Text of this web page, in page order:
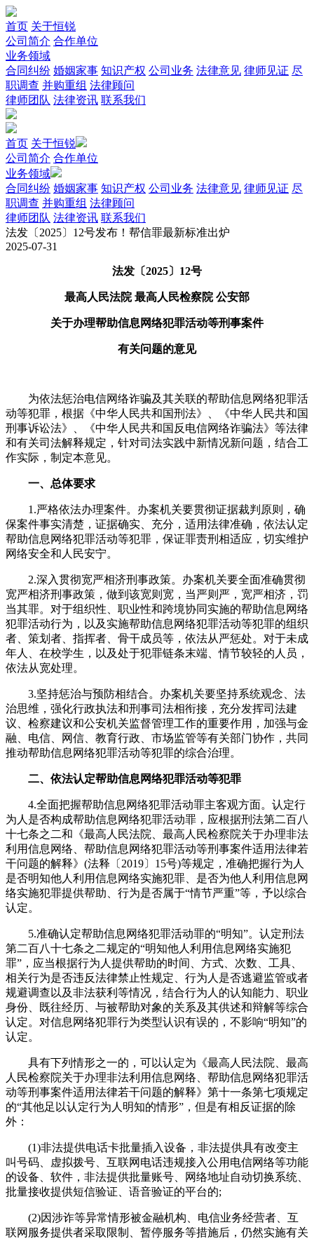
首页 关于恒锐
公司简介 合作单位
业务领域
合同纠纷 婚姻家事 知识产权 公司业务 法律意见 律师见证 尽
职调查 并购重组 法律顾问
律师团队 法律资讯 联系我们
首页 关于恒锐
公司简介 合作单位
业务领域
合同纠纷 婚姻家事 知识产权 公司业务 法律意见 律师见证 尽
职调查 并购重组 法律顾问
律师团队 法律资讯 联系我们
法发〔2025〕12号发布！帮信罪最新标准出炉
2025-07-31
法发〔2025〕12号
最高人民法院 最高人民检察院 公安部
关于办理帮助信息网络犯罪活动等刑事案件
有关问题的意见
为依法惩治电信网络诈骗及其关联的帮助信息网络犯罪活
动等犯罪，根据《中华人民共和国刑法》、《中华人民共和国
刑事诉讼法》、《中华人民共和国反电信网络诈骗法》等法律
和有关司法解释规定，针对司法实践中新情况新问题，结合工
作实际，制定本意见。
一、总体要求
1.严格依法办理案件。办案机关要贯彻证据裁判原则，确
保案件事实清楚，证据确实、充分，适用法律准确，依法认定
帮助信息网络犯罪活动等犯罪，保证罪责刑相适应，切实维护
网络安全和人民安宁。
2.深入贯彻宽严相济刑事政策。办案机关要全面准确贯彻
宽严相济刑事政策，做到该宽则宽，当严则严，宽严相济，罚
当其罪。对于组织性、职业性和跨境协同实施的帮助信息网络
犯罪活动行为，以及实施帮助信息网络犯罪活动等犯罪的组织
者、策划者、指挥者、骨干成员等，依法从严惩处。对于未成
年人、在校学生，以及处于犯罪链条末端、情节较轻的人员，
依法从宽处理。
3.坚持惩治与预防相结合。办案机关要坚持系统观念、法
治思维，强化行政执法和刑事司法相衔接，充分发挥司法建
议、检察建议和公安机关监督管理工作的重要作用，加强与金
融、电信、网信、教育行政、市场监管等有关部门协作，共同
推动帮助信息网络犯罪活动等犯罪的综合治理。
二、依法认定帮助信息网络犯罪活动等犯罪
4.全面把握帮助信息网络犯罪活动罪主客观方面。认定行
为人是否构成帮助信息网络犯罪活动罪，应根据刑法第二百八
十七条之二和《最高人民法院、最高人民检察院关于办理非法
利用信息网络、帮助信息网络犯罪活动等刑事案件适用法律若
干问题的解释》(法释〔2019〕15号)等规定，准确把握行为人
是否明知他人利用信息网络实施犯罪、是否为他人利用信息网
络实施犯罪提供帮助、行为是否属于“情节严重”等，予以综合
认定。
5.准确认定帮助信息网络犯罪活动罪的“明知”。认定刑法
第二百八十七条之二规定的“明知他人利用信息网络实施犯
罪”，应当根据行为人提供帮助的时间、方式、次数、工具、
相关行为是否违反法律禁止性规定、行为人是否逃避监管或者
规避调查以及非法获利等情况，结合行为人的认知能力、职业
身份、既往经历、与被帮助对象的关系及其供述和辩解等综合
认定。对信息网络犯罪行为类型认识有误的，不影响“明知”的
认定。
具有下列情形之一的，可以认定为《最高人民法院、最高
人民检察院关于办理非法利用信息网络、帮助信息网络犯罪活
动等刑事案件适用法律若干问题的解释》第十一条第七项规定
的“其他足以认定行为人明知的情形”，但是有相反证据的除
外：
(1)非法提供电话卡批量插入设备，非法提供具有改变主
叫号码、虚拟拨号、互联网电话违规接入公用电信网络等功能
的设备、软件，非法提供批量账号、网络地址自动切换系统、
批量接收提供短信验证、语音验证的平台的;
(2)因涉诈等异常情形被金融机构、电信业务经营者、互
联网服务提供者采取限制、暂停服务等措施后，仍然实施有关